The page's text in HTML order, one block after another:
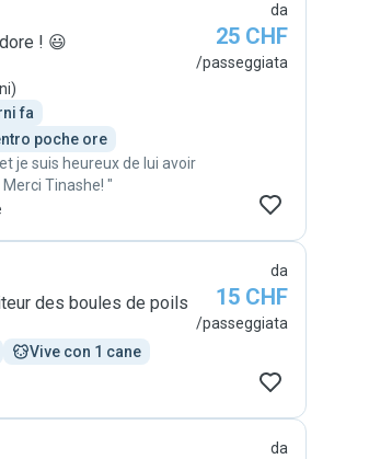
de suite. Je sens ma
et excitée de la voir à
y aller les yeux
! 😃
)
fa
poche ore
je suis heureux de lui avoir
confié mes deux chiens. Merci Tinashe! "
da
25 CHF
/passeggiata
des boules de poils
Vive con 1 cane
da
15 CHF
/passeggiata
da